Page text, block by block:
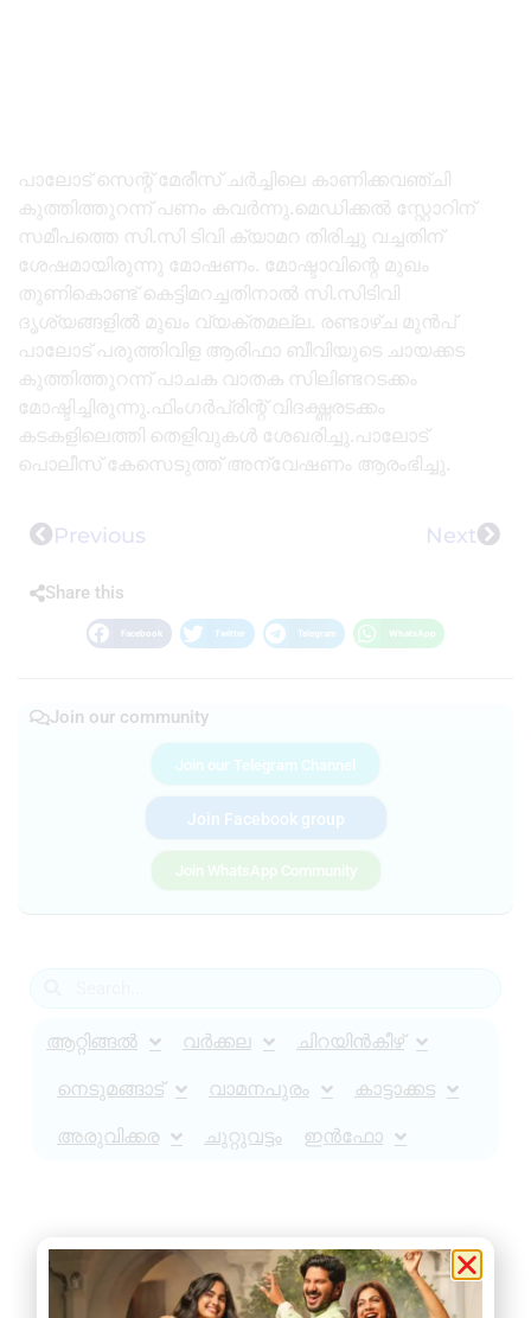
പാലോട് സെന്റ് മേരീസ് ചർച്ചിലെ കാണിക്കവഞ്ചി
കുത്തിത്തുറന്ന് പണം കവർന്നു.മെഡിക്കൽ സ്റ്റോറിന്
സമീപത്തെ സി.സി ടിവി ക്യാമറ തിരിച്ചു വച്ചതിന്
ശേഷമായിരുന്നു മോഷണം. മോഷ്ടാവിന്റെ മുഖം
തുണികൊണ്ട് കെട്ടിമറച്ചതിനാൽ സി.സിടിവി
ദൃശ്യങ്ങളിൽ മുഖം വ്യക്തമല്ല. രണ്ടാഴ്ച മുൻപ്
പാലോട് പരുത്തിവിള ആരിഫാ ബീവിയുടെ ചായക്കട
കുത്തിത്തുറന്ന് പാചക വാതക സിലിണ്ടറടക്കം
മോഷ്ടിച്ചിരുന്നു.ഫിംഗർപ്രിന്റ് വിദഗ്ദ്ധരടക്കം
കടകളിലെത്തി തെളിവുകൾ ശേഖരിച്ചു.പാലോട്
പൊലീസ് കേസെടുത്ത് അന്വേഷണം ആരംഭിച്ചു.
Previous Next
Share this
Facebook Twitter Telegram WhatsApp
Join our community
Join our Telegram Channel
Join Facebook group
Join WhatsApp Community
ആറ്റിങ്ങൽ വർക്കല ചിറയിൻകീഴ്
നെടുമങ്ങാട് വാമനപുരം കാട്ടാക്കട
അരുവിക്കര ചുറ്റുവട്ടം ഇൻഫോ